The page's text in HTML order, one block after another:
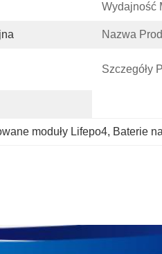
Wydajność
Nazwa
Szczegóły
moduły Lifepo4, Baterie